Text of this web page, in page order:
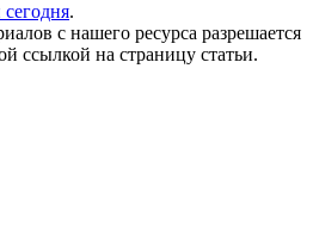
.
с нашего ресурса разрешается
ссылкой на страницу статьи.